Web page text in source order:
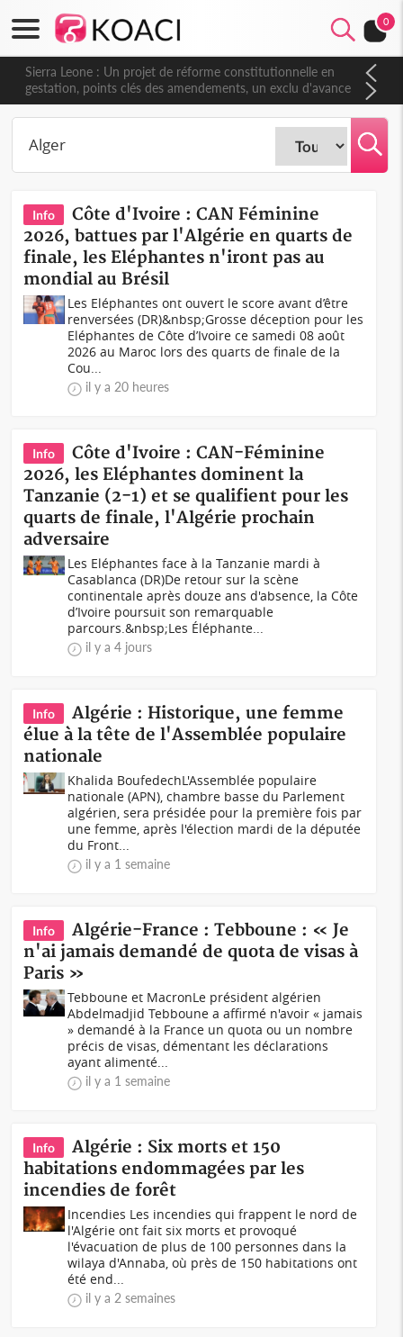
0
Sierra Leone : Un projet de réforme constitutionnelle en
gestation, points clés des amendements, un exclu d'avance
Info
Côte d'Ivoire : CAN Féminine
2026, battues par l'Algérie en quarts de
finale, les Eléphantes n'iront pas au
mondial au Brésil
Les Eléphantes ont ouvert le score avant d’être
renversées (DR)&nbsp;Grosse déception pour les
Eléphantes de Côte d’Ivoire ce samedi 08 août
2026 au Maroc lors des quarts de finale de la
Cou...
il y a 20 heures
Info
Côte d'Ivoire : CAN-Féminine
2026, les Eléphantes dominent la
Tanzanie (2-1) et se qualifient pour les
quarts de finale, l'Algérie prochain
adversaire
Les Eléphantes face à la Tanzanie mardi à
Casablanca (DR)De retour sur la scène
continentale après douze ans d'absence, la Côte
d’Ivoire poursuit son remarquable
parcours.&nbsp;Les Éléphante...
il y a 4 jours
Info
Algérie : Historique, une femme
élue à la tête de l'Assemblée populaire
nationale
Khalida BoufedechL'Assemblée populaire
nationale (APN), chambre basse du Parlement
algérien, sera présidée pour la première fois par
une femme, après l'élection mardi de la députée
du Front...
il y a 1 semaine
Info
Algérie-France : Tebboune : « Je
n'ai jamais demandé de quota de visas à
Paris »
Tebboune et MacronLe président algérien
Abdelmadjid Tebboune a affirmé n'avoir « jamais
» demandé à la France un quota ou un nombre
précis de visas, démentant les déclarations
ayant alimenté...
il y a 1 semaine
Info
Algérie : Six morts et 150
habitations endommagées par les
incendies de forêt
Incendies Les incendies qui frappent le nord de
l'Algérie ont fait six morts et provoqué
l'évacuation de plus de 100 personnes dans la
wilaya d'Annaba, où près de 150 habitations ont
été end...
il y a 2 semaines